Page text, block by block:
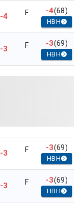
-4 F -4(68)
HBH
-3 F -3(69)
HBH
-3 F -3(69)
HBH
-3 F -3(69)
HBH